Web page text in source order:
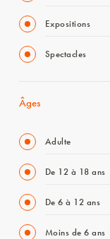
Expositions
Spectacles
Âges
Adulte
De 12 à 18 ans
De 6 à 12 ans
Moins de 6 ans